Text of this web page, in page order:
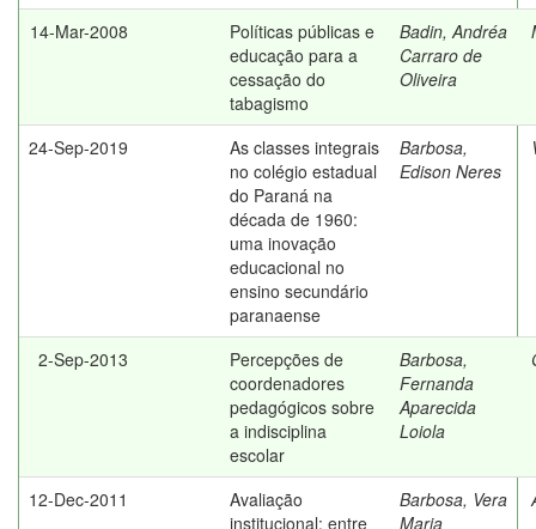
14-Mar-2008
Políticas públicas e
educação para a
cessação do
tabagismo
Badin, Andréa
Carraro de
Oliveira
24-Sep-2019
As classes integrais
no colégio estadual
do Paraná na
década de 1960:
uma inovação
educacional no
ensino secundário
paranaense
Barbosa,
Edison Neres
2-Sep-2013
Percepções de
coordenadores
pedagógicos sobre
a indisciplina
escolar
Barbosa,
Fernanda
Aparecida
Loiola
12-Dec-2011
Avaliação
institucional: entre
Barbosa, Vera
Maria